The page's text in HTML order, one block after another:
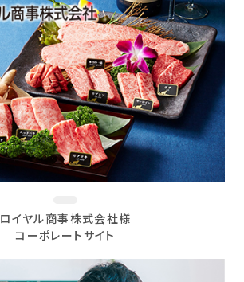
ロイヤル商事株式会社様
コーポレートサイト